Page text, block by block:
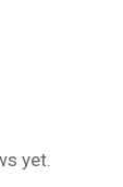
yet.